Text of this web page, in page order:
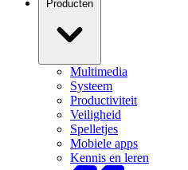
Producten
Multimedia
Systeem
Productiviteit
Veiligheid
Spelletjes
Mobiele apps
Kennis en leren